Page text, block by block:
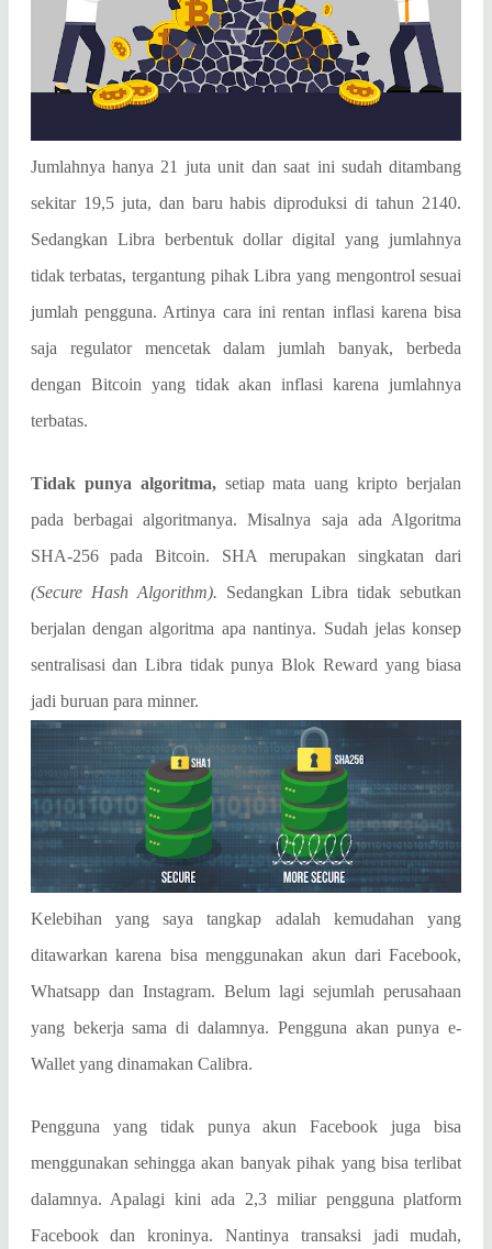
Jumlahnya hanya 21 juta unit dan saat ini sudah ditambang
sekitar 19,5 juta, dan baru habis diproduksi di tahun 2140.
Sedangkan Libra berbentuk dollar digital yang jumlahnya
tidak terbatas, tergantung pihak Libra yang mengontrol sesuai
jumlah pengguna. Artinya cara ini rentan inflasi karena bisa
saja regulator mencetak dalam jumlah banyak, berbeda
dengan Bitcoin yang tidak akan inflasi karena jumlahnya
terbatas.
Tidak punya algoritma,setiap mata uang kripto berjalan
pada berbagai algoritmanya. Misalnya saja ada Algoritma
SHA-256 pada Bitcoin. SHA merupakan singkatan dari
(Secure Hash Algorithm). Sedangkan Libra tidak sebutkan
berjalan dengan algoritma apa nantinya. Sudah jelas konsep
sentralisasi dan Libra tidak punya Blok Reward yang biasa
jadi buruan para minner.
Kelebihan yang saya tangkap adalah kemudahan yang
ditawarkan karena bisa menggunakan akun dari Facebook,
Whatsapp dan Instagram. Belum lagi sejumlah perusahaan
yang bekerja sama di dalamnya. Pengguna akan punya e-
Wallet yang dinamakan Calibra.
Pengguna yang tidak punya akun Facebook juga bisa
menggunakan sehingga akan banyak pihak yang bisa terlibat
dalamnya. Apalagi kini ada 2,3 miliar pengguna platform
Facebook dan kroninya. Nantinya transaksi jadi mudah,